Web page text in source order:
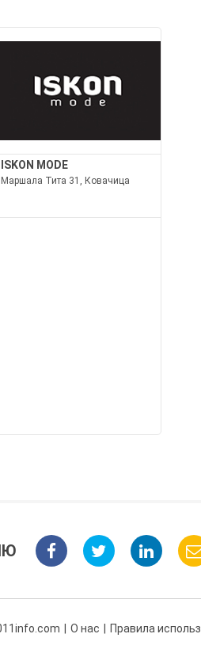
ISKON MODE
Маршала Тита 31, Ковачица
О нас Правила